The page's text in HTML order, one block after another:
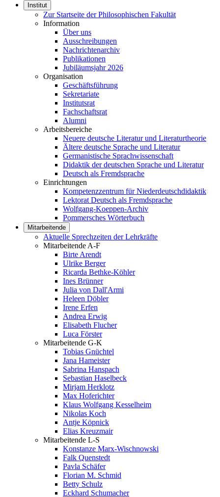
Institut
Zur Startseite der Philosophischen Fakultät
Information
Über uns
Ausschreibungen
Nachrichtenarchiv
Publikationen
Jubiläumsjahr 2026
Organisation
Geschäftsführung
Sekretariate
Institutsrat
Fachschaftsrat
Alumni
Arbeitsbereiche
Neuere deutsche Literatur und Literaturtheorie
Ältere deutsche Sprache und Literatur
Germanistische Sprachwissenschaft
Didaktik der deutschen Sprache und Literatur
Deutsch als Fremdsprache
Einrichtungen
Kompetenzzentrum für Niederdeutschdidaktik
Lektorat Deutsch als Fremdsprache
Wolfgang-Koeppen-Archiv
Pommersches Wörterbuch
Mitarbeitende
Aktuelle Sprechzeiten der Lehrkräfte
Mitarbeitende A-F
Birte Arendt
Ulrike Berger
Ricarda Bethke-Köhler
Ines Brünner
Julia von Dall'Armi
Heleen Döbler
Irene Erfen
Andrea Erwig
Elisabeth Flucher
Luca Förster
Mitarbeitende G-K
Tobias Gnüchtel
Jana Hameister
Sabrina Hanspach
Sebastian Haselbeck
Mirjam Herklotz
Max Hoferichter
Klaus Wolfgang Kesselheim
Nikolas Koch
Antje Köpnick
Elias Kreuzmair
Mitarbeitende L-S
Konstanze Marx-Wischnowski
Falk Quenstedt
Pavla Schäfer
Florian M. Schmid
Betty Schulz
Eckhard Schumacher